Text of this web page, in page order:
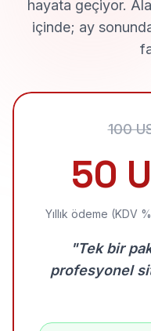
hayata geçiyor.
içinde; ay
100
50
Yıllık ödeme (KDV
"Tek bir
profesyonel